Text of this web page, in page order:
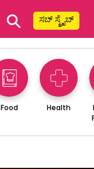
⚲ ಸಬ್ ಸ್ಕ್ರೈಬ್
Food Health